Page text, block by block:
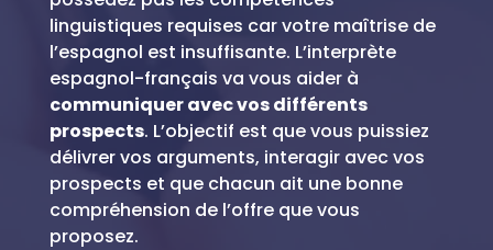
linguistiques requises car votre maîtrise de
l’espagnol est insuffisante. L’interprète
espagnol-français va vous aider à
communiquer avec vos différents
prospects. L’objectif est que vous puissiez
délivrer vos arguments, interagir avec vos
prospects et que chacun ait une bonne
compréhension de l’offre que vous
proposez.